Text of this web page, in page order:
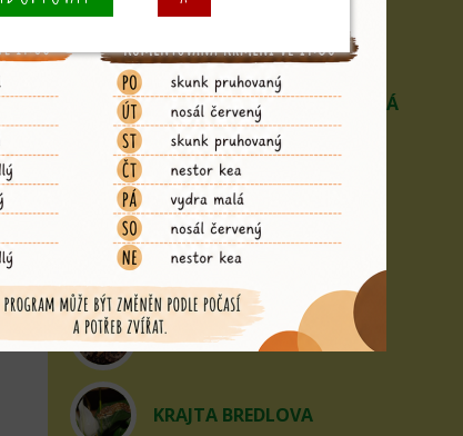
KOZA HOLANDSKÁ ZAKRSLÁ
KRAJTA ALBERTISOVA
KRAJTA AMETYSTOVÁ
KRAJTA BORNEJSKÁ
KRAJTA BREDLOVA